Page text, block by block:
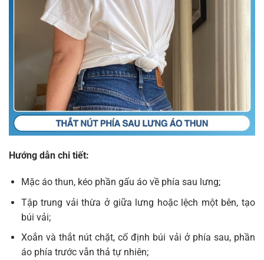
Hướng dẫn chi tiết:
Mặc áo thun, kéo phần gấu áo về phía sau lưng;
Tập trung vải thừa ở giữa lưng hoặc lệch một bên, tạo
búi vải;
Xoắn và thắt nút chặt, cố định búi vải ở phía sau, phần
áo phía trước vẫn thả tự nhiên;